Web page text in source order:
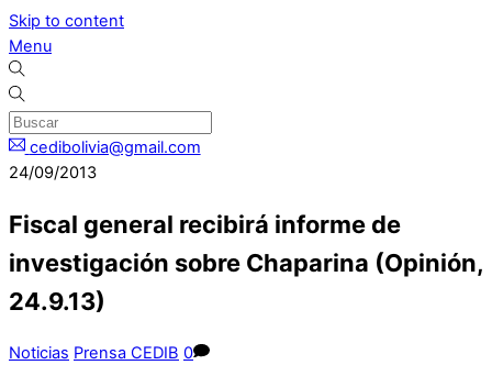
Skip to content
Menu
cedibolivia@gmail.com
24/09/2013
Fiscal general recibirá informe de
investigación sobre Chaparina (Opinión,
24.9.13)
Noticias Prensa CEDIB 0